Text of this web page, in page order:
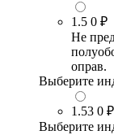
1.5 0 ₽
Не
оправ.
Выберите
1.53 0 ₽
Выберите